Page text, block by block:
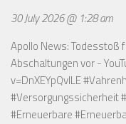
30 July 2026 @ 1:28 am
Apollo News: Todesstoß
Abschaltungen vor -
v=DnXEYpQvILE
#Versorgungssicherheit
#Erneuerbare